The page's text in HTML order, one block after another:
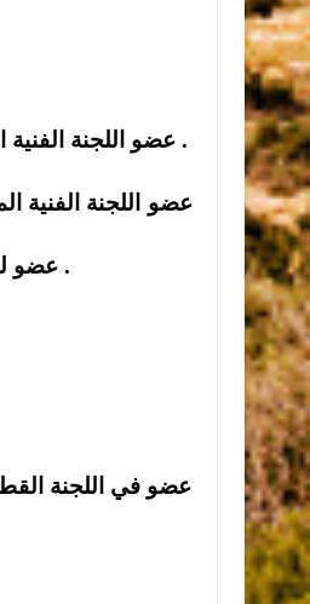
•عضو اللجنة الفنية المشرفة على مركز المعاقين حركيا في جامعة العلوم والتكنولوجيا من عام 1985- 1987 .
•عضو لجنة التفوق الرياضي في عمادة شؤون الطلبة جامعة اليرموك من عام 1985 ولغاية الان .
عضو في اللجنة